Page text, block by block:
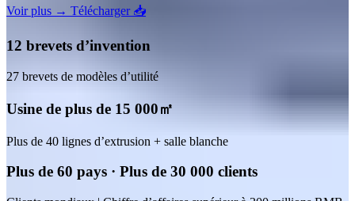
Voir plus → Télécharger 📥
12 brevets d’invention
27 brevets de modèles d’utilité
Usine de plus de 15 000㎡
Plus de 40 lignes d’extrusion + salle blanche
Plus de 60 pays · Plus de 30 000 clients